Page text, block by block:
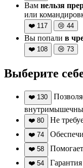
Вам нельзя
или
❤️ 117 😢 44
Вы попали в
❤️ 108 😢 73
Выберите
❤️ 130
❤️ 80 Не
❤️ 74
❤️ 58
❤️ 54